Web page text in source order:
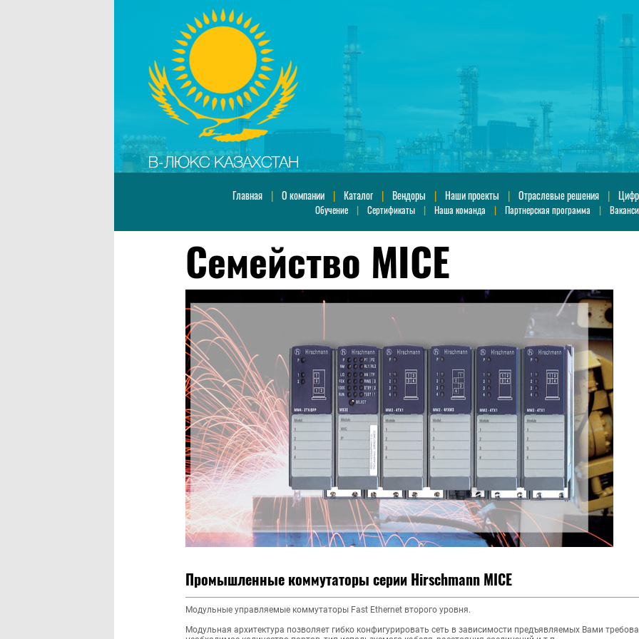
Главная| О компании| Каталог| Вендоры | Наши проекты | Отраслевые решения|
Обучение | Сертификаты | Наша команда | Партнерская программа |
Семейство MICE
Промышленные коммутаторы серии Hirschmann MICE
Модульные управляемые коммутаторы Fast Ethernet второго уровня.
Модульная архитектура позволяет гибко конфигурировать сеть в зависимости предъявляемых Вами